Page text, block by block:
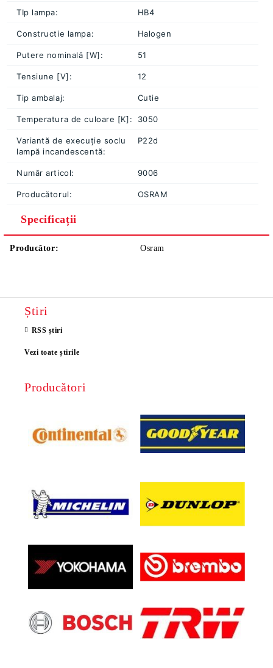
TIp lampa: HB4
Constructie lampa: Halogen
Putere nominală [W]: 51
Tensiune [V]: 12
Tip ambalaj: Cutie
Temperatura de culoare [K]: 3050
Variantă de execuție soclu
lampă incandescentă:
P22d
Număr articol: 9006
Producătorul: OSRAM
Specificații
Producător: Osram
Știri
RSS știri
Vezi toate știrile
Producători